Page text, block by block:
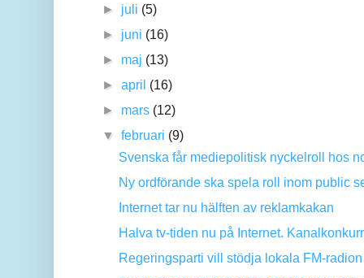
► juli (5)
► juni (16)
► maj (13)
►april (16)
► mars (12)
▼februari (9)
Svenska får mediepolitisk nyckelroll hos
Ny ordförande ska spela roll inom public
Internet tar nu hälften av reklamkakan
Halva tv-tiden nu på Internet.
Regeringsparti vill stödja lokala FM-